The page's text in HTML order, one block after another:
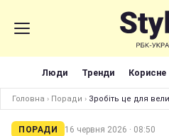
Люди Тренди Корисне
Головна › Поради › Зробіть це для
ПОРАДИ 16 червня 2026 · 08:50